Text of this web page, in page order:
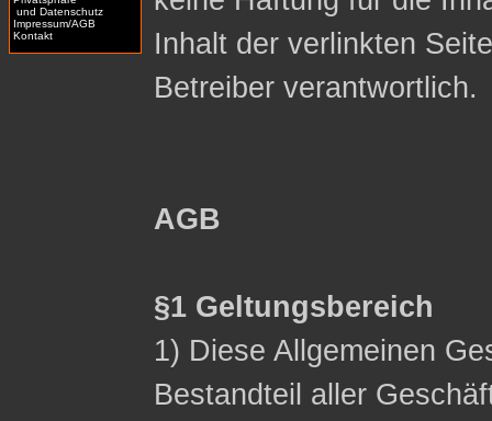
und Datenschutz
Impressum/AGB
Kontakt
Inhalt der verlinkten
Betreiber verantwortlich.
AGB
§1 Geltungsbereich
1) Diese Allgemeinen
Bestandteil aller